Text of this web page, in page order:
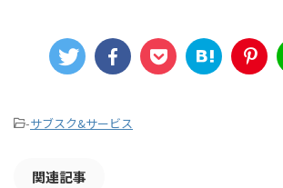
-サブスク&サービス
関連記事